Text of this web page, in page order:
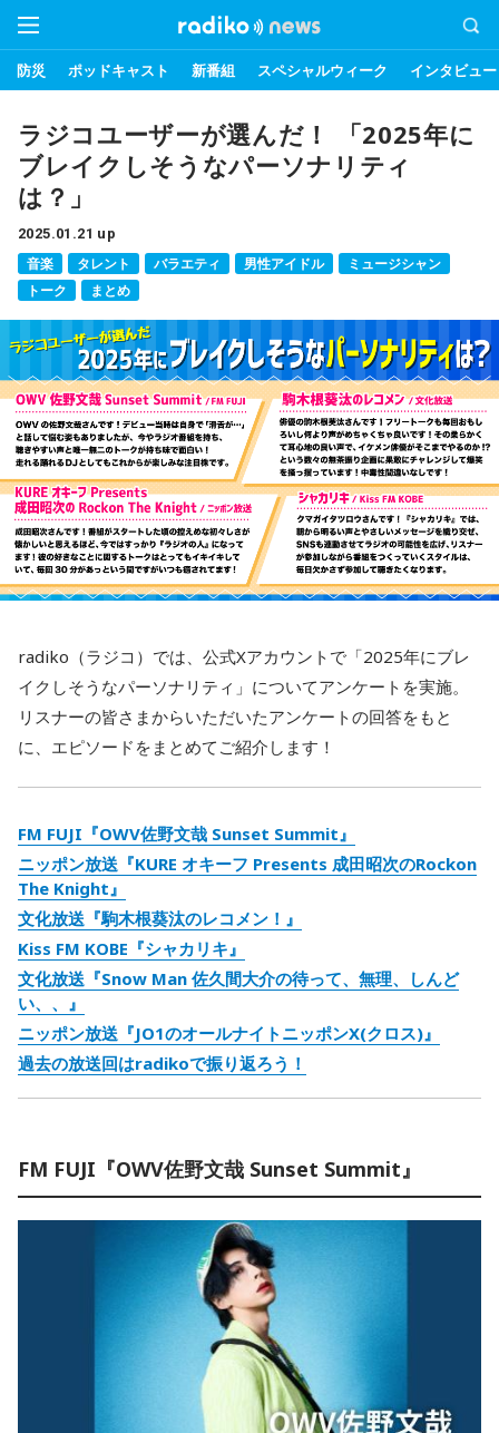
防災 ポッドキャスト 新番組 スペシャルウィーク インタビュー
ラジコユーザーが選んだ！ 「2025年に
ブレイクしそうなパーソナリティ
は？」
2025.01.21 up
音楽 タレント バラエティ 男性アイドル
ミュージシャン
トーク
まとめ
radiko（ラジコ）では、公式Xアカウントで「2025年にブレ
イクしそうなパーソナリティ」についてアンケートを実施。
リスナーの皆さまからいただいたアンケートの回答をもと
に、エピソードをまとめてご紹介します！
FM FUJI『OWV佐野文哉 Sunset Summit』
ニッポン放送『KURE オキーフ Presents 成田昭次のRockon
The Knight』
文化放送『駒木根葵汰のレコメン！』
Kiss FM KOBE『シャカリキ』
文化放送『Snow Man 佐久間大介の待って、無理、しんど
い、、』
ニッポン放送『JO1のオールナイトニッポンX(クロス)』
過去の放送回はradikoで振り返ろう！
FM FUJI『OWV佐野文哉 Sunset Summit』